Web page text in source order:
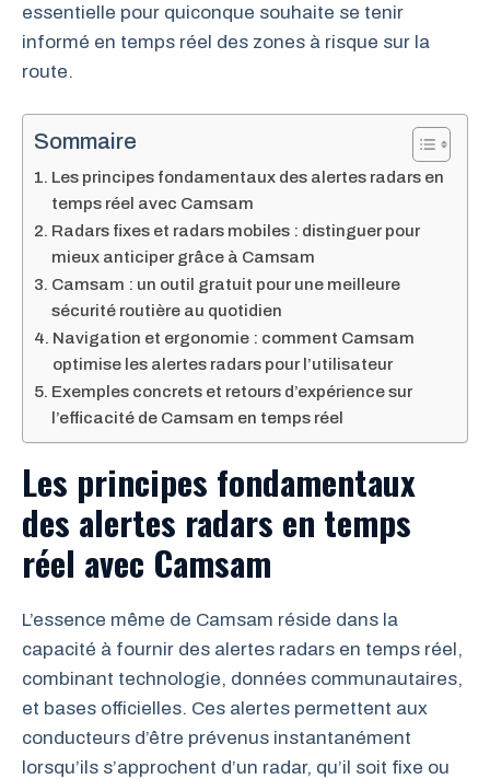
essentielle pour quiconque souhaite se tenir
informé en temps réel des zones à risque sur la
route.
Sommaire
Les principes fondamentaux des alertes radars en
temps réel avec Camsam
Radars fixes et radars mobiles : distinguer pour
mieux anticiper grâce à Camsam
Camsam : un outil gratuit pour une meilleure
sécurité routière au quotidien
Navigation et ergonomie : comment Camsam
optimise les alertes radars pour l’utilisateur
Exemples concrets et retours d’expérience sur
l’efficacité de Camsam en temps réel
Les principes fondamentaux
des alertes radars en temps
réel avec Camsam
L’essence même de Camsam réside dans la
capacité à fournir des alertes radars en temps réel,
combinant technologie, données communautaires,
et bases officielles. Ces alertes permettent aux
conducteurs d’être prévenus instantanément
lorsqu’ils s’approchent d’un radar, qu’il soit fixe ou